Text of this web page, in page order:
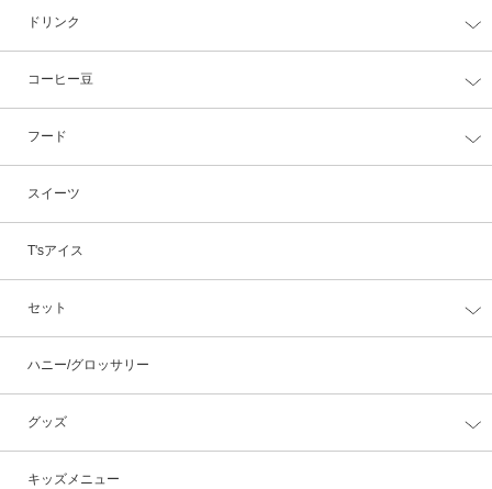
ドリンク
コーヒー豆
フード
スイーツ
T'sアイス
セット
ハニー/グロッサリー
グッズ
キッズメニュー